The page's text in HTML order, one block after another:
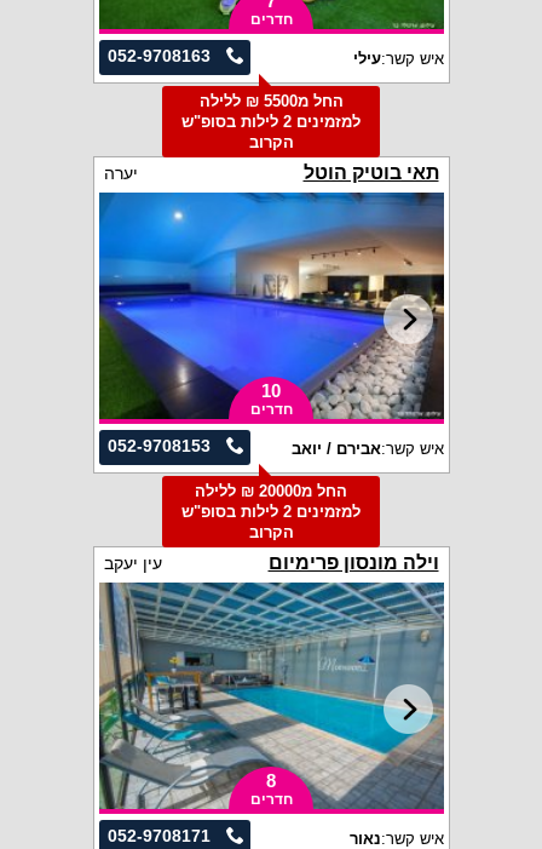
חדרים
052-9708163 איש קשר:עילי
החל מ5500 ₪ ללילה
למזמינים 2 לילות בסופ"ש
הקרוב
תאי בוטיק הוטל יערה
10
חדרים
052-9708153 איש קשר:אבירם / יואב
החל מ20000 ₪ ללילה
למזמינים 2 לילות בסופ"ש
הקרוב
וילה מונסון פרימיום עין יעקב
8
חדרים
052-9708171 איש קשר:נאור